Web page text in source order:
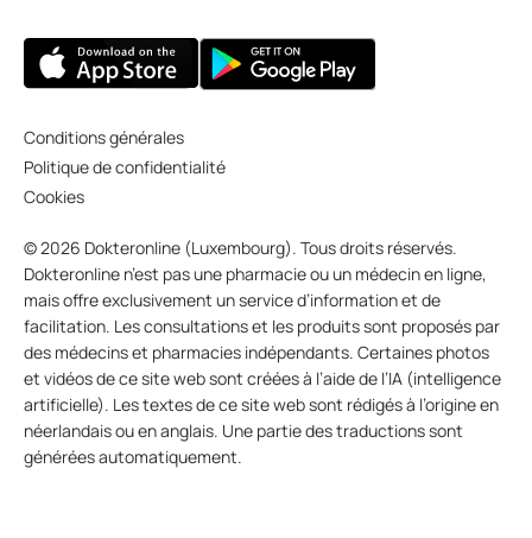
Conditions générales
Politique de confidentialité
Cookies
© 2026 Dokteronline (Luxembourg). Tous droits réservés.
Dokteronline n’est pas une pharmacie ou un médecin en ligne,
mais offre exclusivement un service d’information et de
facilitation. Les consultations et les produits sont proposés par
des médecins et pharmacies indépendants. Certaines photos
et vidéos de ce site web sont créées à l’aide de l’IA (intelligence
artificielle). Les textes de ce site web sont rédigés à l’origine en
néerlandais ou en anglais. Une partie des traductions sont
générées automatiquement.